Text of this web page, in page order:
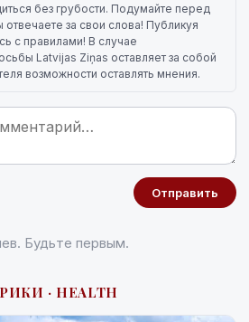
без грубости. Подумайте перед
отвечаете за свои слова! Публикуя
с правилами! В случае
Latvijas Ziņas оставляет за собой
возможности оставлять мнения.
Отправить
Будьте первым.
· HEALTH